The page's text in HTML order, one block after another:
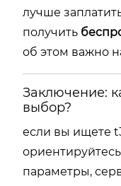
лучше
получить
об этом важно
Заключение:
выбор?
если вы ищете
параметры,